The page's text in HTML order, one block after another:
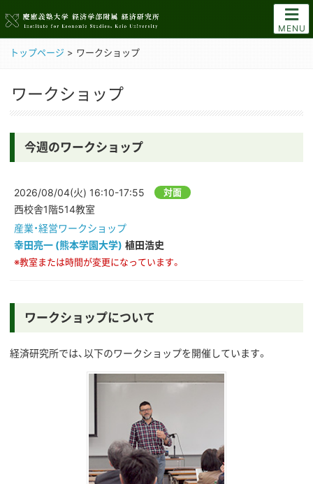
MENU
トップページ > ワークショップ
ワークショップ
今週のワークショップ
2026/08/04(火) 16:10-17:55 対面
西校舎1階514教室
産業・経営ワークショップ
幸田亮一 (熊本学園大学) 植田浩史
※教室または時間が変更になっています。
ワークショップについて
経済研究所では、以下のワークショップを開催しています。